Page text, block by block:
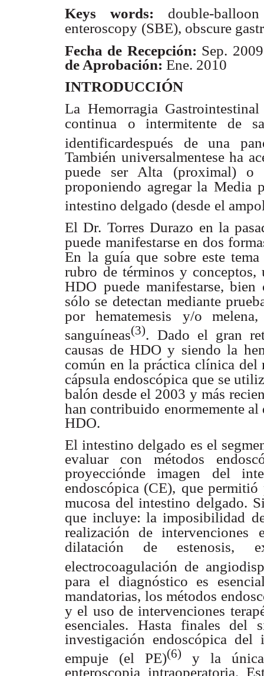
Keys words: double-
enteroscopy (SBE), obscure
Fecha de Recepción: Sep.
de Aprobación: Ene. 2010
INTRODUCCIÓN
La Hemorragia
continua
o intermitente de
identificardespués de una
También universalmentese ha
puede ser Alta
(proximal) o
proponiendo agregar la Media
intestino delgado (desde el
El Dr. Torres Durazo en la
puede manifestarse en dos
En la guía que sobre este
rubro de términos y conceptos,
HDO puede manifestarse,
sólo se detectan mediante
por hematemesis
y/o
sanguíneas(3). Dado el gran
causas de HDO y siendo la
común en la práctica clínica del
cápsula endoscópica que se
balón desde el 2003 y más
han contribuido enormemente
HDO.
El intestino delgado es el
evaluar con métodos
proyecciónde imagen del
endoscópica (CE), que permitió
mucosa del intestino delgado.
que incluye: la imposibilidad
realización de intervenciones
dilatación de estenosis,
electrocoagulación de
para el diagnóstico es
mandatorias, los métodos
y el uso de intervenciones
esenciales. Hasta finales
investigación endoscópica del
empuje (el PE)(6)
y la única
enteroscopia intraoperatoria.